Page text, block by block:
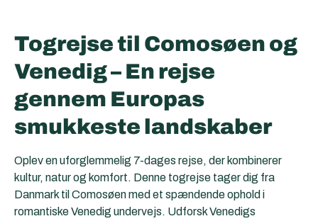
Togrejse til Comosøen og
Venedig – En rejse
gennem Europas
smukkeste landskaber
Oplev en uforglemmelig 7-dages rejse, der kombinerer
kultur, natur og komfort. Denne togrejse tager dig fra
Danmark til Comosøen med et spændende ophold i
romantiskeVenedig undervejs. Udforsk Venedigs